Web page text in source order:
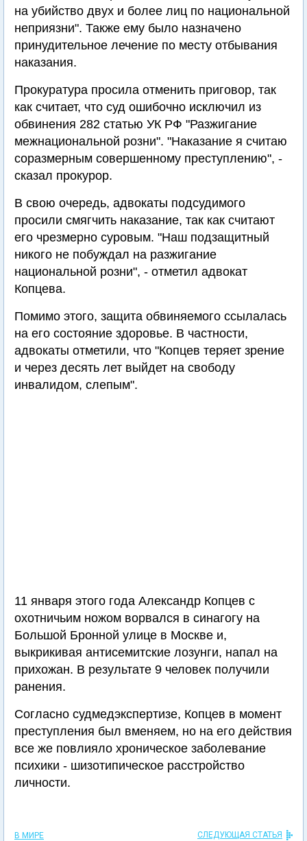
на убийство двух и более лиц по национальной
неприязни". Также ему было назначено
принудительное лечение по месту отбывания
наказания.
Прокуратура просила отменить приговор, так
как считает, что суд ошибочно исключил из
обвинения 282 статью УК РФ "Разжигание
межнациональной розни". "Наказание я считаю
соразмерным совершенному преступлению", -
сказал прокурор.
В свою очередь, адвокаты подсудимого
просили смягчить наказание, так как считают
его чрезмерно суровым. "Наш подзащитный
никого не побуждал на разжигание
национальной розни", - отметил адвокат
Копцева.
Помимо этого, защита обвиняемого ссылалась
на его состояние здоровье. В частности,
адвокаты отметили, что "Копцев теряет зрение
и через десять лет выйдет на свободу
инвалидом, слепым".
11 января этого года Александр Копцев с
охотничьим ножом ворвался в синагогу на
Большой Бронной улице в Москве и,
выкрикивая антисемитские лозунги, напал на
прихожан. В результате 9 человек получили
ранения.
Согласно судмедэкспертизе, Копцев в момент
преступления был вменяем, но на его действия
все же повлияло хроническое заболевание
психики - шизотипическое расстройство
личности.
В МИРЕ СЛЕДУЮЩАЯ СТАТЬЯ